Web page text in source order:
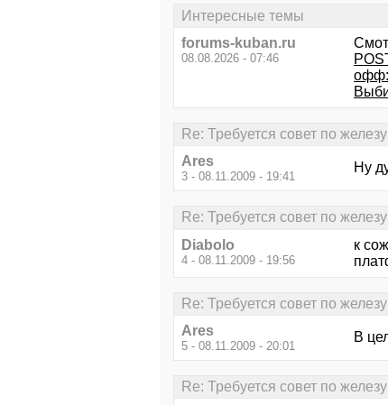
Интересные темы
forums-kuban.ru
08.08.2026 - 07:46
офф:
Re: Требуется совет по железу
Arеs
3 - 08.11.2009 - 19:41
Ну
Re: Требуется совет по железу
Diabolo
4 - 08.11.2009 - 19:56
к
Re: Требуется совет по железу
Arеs
5 - 08.11.2009 - 20:01
В
Re: Требуется совет по железу